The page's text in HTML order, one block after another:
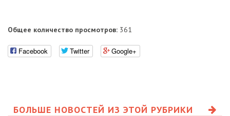
Общее количество просмотров: 361
Facebook Twitter Google+
БОЛЬШЕ НОВОСТЕЙ ИЗ ЭТОЙ РУБРИКИ